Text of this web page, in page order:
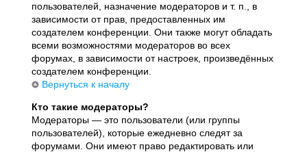
пользователей, назначение модераторов и т. п., в
зависимости от прав, предоставленных им
создателем конференции. Они также могут обладать
всеми возможностями модераторов во всех
форумах, в зависимости от настроек, произведённых
создателем конференции.
Вернуться к началу
Кто такие модераторы?
Модераторы — это пользователи (или группы
пользователей), которые ежедневно следят за
форумами. Они имеют право редактировать или